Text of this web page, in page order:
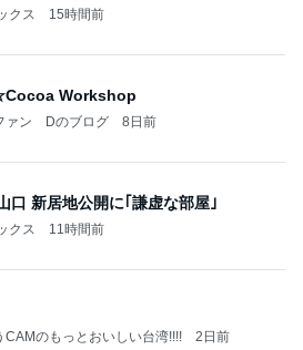
クス 15時間前
Workshop
ァン Dのブログ 8日前
口 新居地公開に｢謙虚な部屋｣
クス 11時間前
CAMのもっとおいしい台湾!!!! 2日前